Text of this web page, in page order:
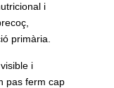
i
primària.
i
pas ferm cap